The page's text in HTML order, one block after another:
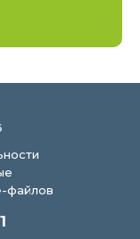
файлов